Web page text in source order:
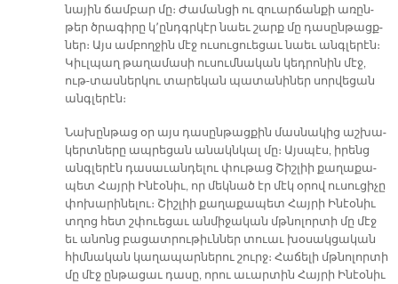
նա­յին ճամ­բար մը։ Ժա­ման­ցի ու զուար­ճան­քի ա­ռըն­
թեր ծրա­գի­րը կ՚ընդգր­կէր նաեւ շարք մը դա­սըն­թացք­
ներ։ Այս ամ­բող­ջին մէջ ու­սու­ցուե­ցաւ նաեւ անգ­լե­րէն։
Կիւլ­պաղ թա­ղա­մա­սի ու­սում­նա­կան կեդ­րո­նին մէջ,
ութ-տաս­ներ­կու տա­րե­կան պա­տա­նի­ներ սոր­վե­ցան
անգ­լե­րէն։
Նա­խըն­թաց օր այս դա­սըն­թաց­քին մաս­նա­կից աշ­խա­
կերտ­նե­րը ապ­րե­ցան ա­նակն­կալ մը։ Այս­պէս, ի­րենց
անգ­լե­րէն դա­սա­ւան­դե­լու փու­թաց Շիշ­լիի քա­ղա­քա­
պետ Հայ­րի Ի­նէօ­նիւ, որ մեկ­նած էր մէկ օ­րով ու­սու­ցի­չը
փո­խա­րի­նե­լու։ Շիշ­լիի քա­ղա­քա­պե­տ Հայ­րի Ի­նէօ­նիւ
տղոց հետ շփուե­ցաւ ան­մի­ջա­կան մթնո­լոր­տի մը մէջ
եւ ա­նոնց բա­ցատ­րու­թիւն­ներ տուաւ խօ­սակ­ցա­կան
հիմ­նա­կան կա­ղա­պար­նե­րու շուրջ։ Հա­ճե­լի մթնո­լոր­տի
մը մէջ ըն­թա­ցաւ դա­սը, ո­րու ա­ւար­տին Հայ­րի Ի­նէօ­նիւ